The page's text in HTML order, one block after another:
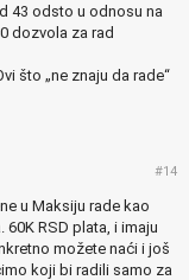
43 odsto u odnosu na
dozvola za rad
što „ne znaju da rade“
#14
u Maksiju rade kao
RSD plata, i imaju
možete naći i još
koji bi radili samo za